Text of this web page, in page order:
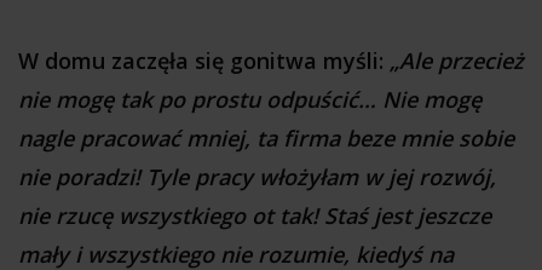
W domu zaczęła się gonitwa myśli: „Ale przecież
nie mogę tak po prostu odpuścić… Nie mogę
nagle pracować mniej, ta firma beze mnie sobie
nie poradzi! Tyle pracy włożyłam w jej rozwój,
nie rzucę wszystkiego ot tak! Staś jest jeszcze
mały i wszystkiego nie rozumie, kiedyś na